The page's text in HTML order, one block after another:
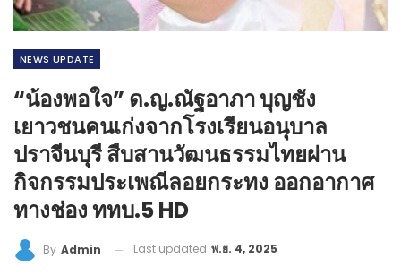
NEWS​ UPDATE
“น้องพอใจ” ด.ญ.ณัฐอาภา บุญชัง
เยาวชนคนเก่งจากโรงเรียนอนุบาล
ปราจีนบุรี สืบสานวัฒนธรรมไทยผ่าน
กิจกรรมประเพณีลอยกระทง ออกอากาศ
ทางช่อง ททบ.5 HD
By Admin Last updated พ.ย. 4, 2025